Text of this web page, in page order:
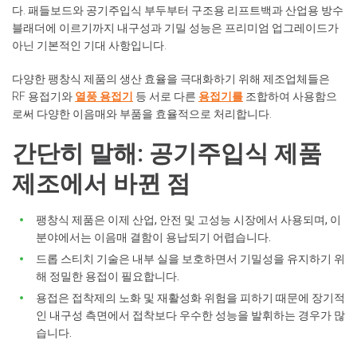
다. 패들보드와 공기주입식 부두부터 구조용 리프트백과 산업용 방수
블래더에 이르기까지 내구성과 기밀 성능은 프리미엄 업그레이드가
아닌 기본적인 기대 사항입니다.
다양한 팽창식 제품의 생산 효율을 극대화하기 위해 제조업체들은
RF 용접기와 열풍 용접기 등 서로 다른 용접기를 조합하여 사용함으
로써 다양한 이음매와 부품을 효율적으로 처리합니다.
간단히 말해: 공기주입식 제품
제조에서 바뀐 점
팽창식 제품은 이제 산업, 안전 및 고성능 시장에서 사용되며, 이
분야에서는 이음매 결함이 용납되기 어렵습니다.
드롭 스티치 기술은 내부 실을 보호하면서 기밀성을 유지하기 위
해 정밀한 용접이 필요합니다.
용접은 접착제의 노화 및 재활성화 위험을 피하기 때문에 장기적
인 내구성 측면에서 접착보다 우수한 성능을 발휘하는 경우가 많
습니다.